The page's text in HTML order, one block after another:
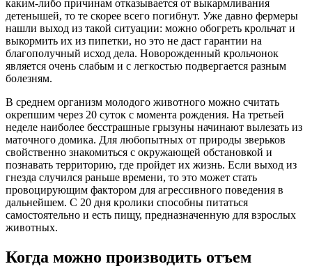
каким-либо причинам отказывается от выкармливания
детенышей, то те скорее всего погибнут. Уже давно фермеры
нашли выход из такой ситуации: можно обогреть крольчат и
выкормить их из пипетки, но это не даст гарантии на
благополучный исход дела. Новорожденный крольчонок
является очень слабым и с легкостью подвергается разным
болезням.
В среднем организм молодого животного можно считать
окрепшим через 20 суток с момента рождения. На третьей
неделе наиболее бесстрашные грызуны начинают вылезать из
маточного домика. Для любопытных от природы зверьков
свойственно знакомиться с окружающей обстановкой и
познавать территорию, где пройдет их жизнь. Если выход из
гнезда случился раньше времени, то это может стать
провоцирующим фактором для агрессивного поведения в
дальнейшем. С 20 дня кролики способны питаться
самостоятельно и есть пищу, предназначенную для взрослых
животных.
Когда можно производить отъем